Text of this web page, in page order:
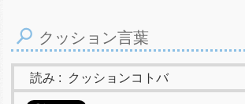
クッション言葉
読み : クッションコトバ